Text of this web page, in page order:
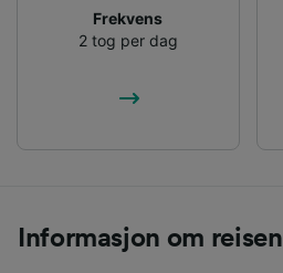
Frekvens
2 tog per dag
Informasjon om reisen